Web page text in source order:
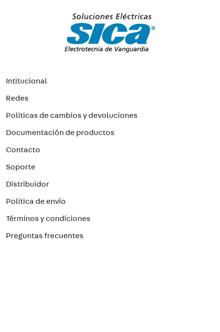
Intitucional
Redes
Politicas de cambios y devoluciones
Documentación de productos
Contacto
Soporte
Distribuidor
Politica de envío
Términos y condiciones
Preguntas frecuentes